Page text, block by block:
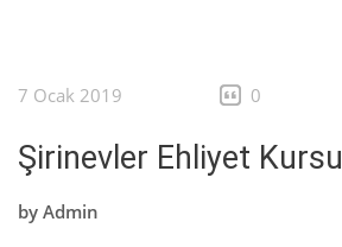
7 Ocak 2019 0
Şirinevler Ehliyet Kursu
by Admin